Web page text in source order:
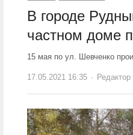
В городе
частном доме
15 мая по ул. Шевченко
17.05.2021 16:35 Author
Редактор